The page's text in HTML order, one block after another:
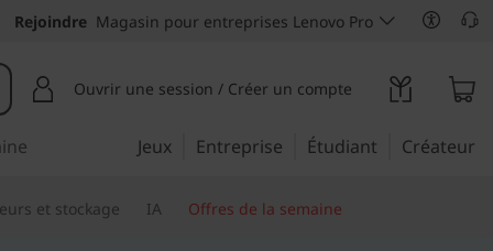
Rejoindre Magasin pour entreprises Lenovo Pro
Ouvrir une session / Créer un compte
Jeux Entreprise Étudiant Créateur
et stockage IA Offres de la semaine